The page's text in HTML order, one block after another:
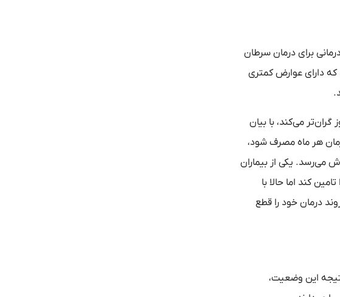
برای درمان سرطان
که دارای عوارض کمتری
می‌کند، با بیان
هر ماه مصرف شود،
اما اکنون با نرخ ۷ میلیون و ۴۰۰ هزار تومان به فروش می‌رسد. یکی از بیماران
کند اما حالا با
درمان خود را قطع
این وضعیت،